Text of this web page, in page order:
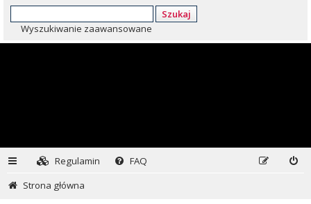
Szukaj
Wyszukiwanie zaawansowane
Regulamin
FAQ
Strona główna